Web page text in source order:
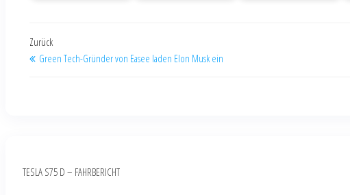
Zurück
Green Tech-Gründer von Easee laden Elon Musk ein
TESLA S75 D – FAHRBERICHT